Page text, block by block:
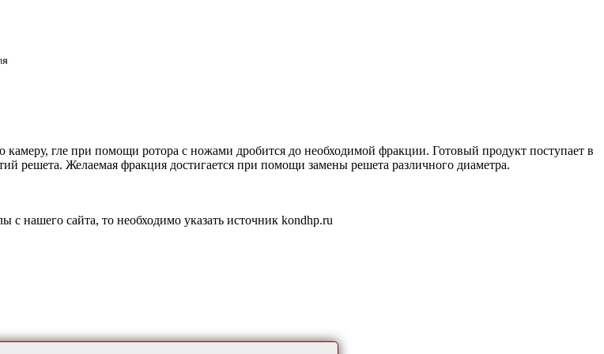
гле при помощи ротора с ножами дробится до необходимой фракции. Готовый продукт поступает в
решета. Желаемая фракция достигается при помощи замены решета различного диаметра.
нашего сайта, то необходимо указать источник kondhp.ru